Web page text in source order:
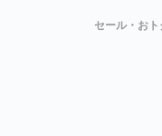
セール・おト